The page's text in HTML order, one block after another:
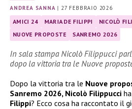
ANDREA SANNA | 27 FEBBRAIO 2026
AMICI 24 MARIA DE FILIPPI
NICOLÒ
NUOVE PROPOSTE
SANREMO 2026
In sala stampa Nicolò Filippucci
dopo la vittoria tra le Nuove
Dopo la vittoria tra le Nuove
Sanremo 2026, Nicolò Filippucci
Filippi? Ecco cosa ha raccontato il